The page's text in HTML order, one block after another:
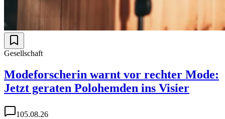
Gesellschaft
Modeforscherin warnt vor rechter Mode:
Jetzt geraten Polohemden ins Visier
105.08.26